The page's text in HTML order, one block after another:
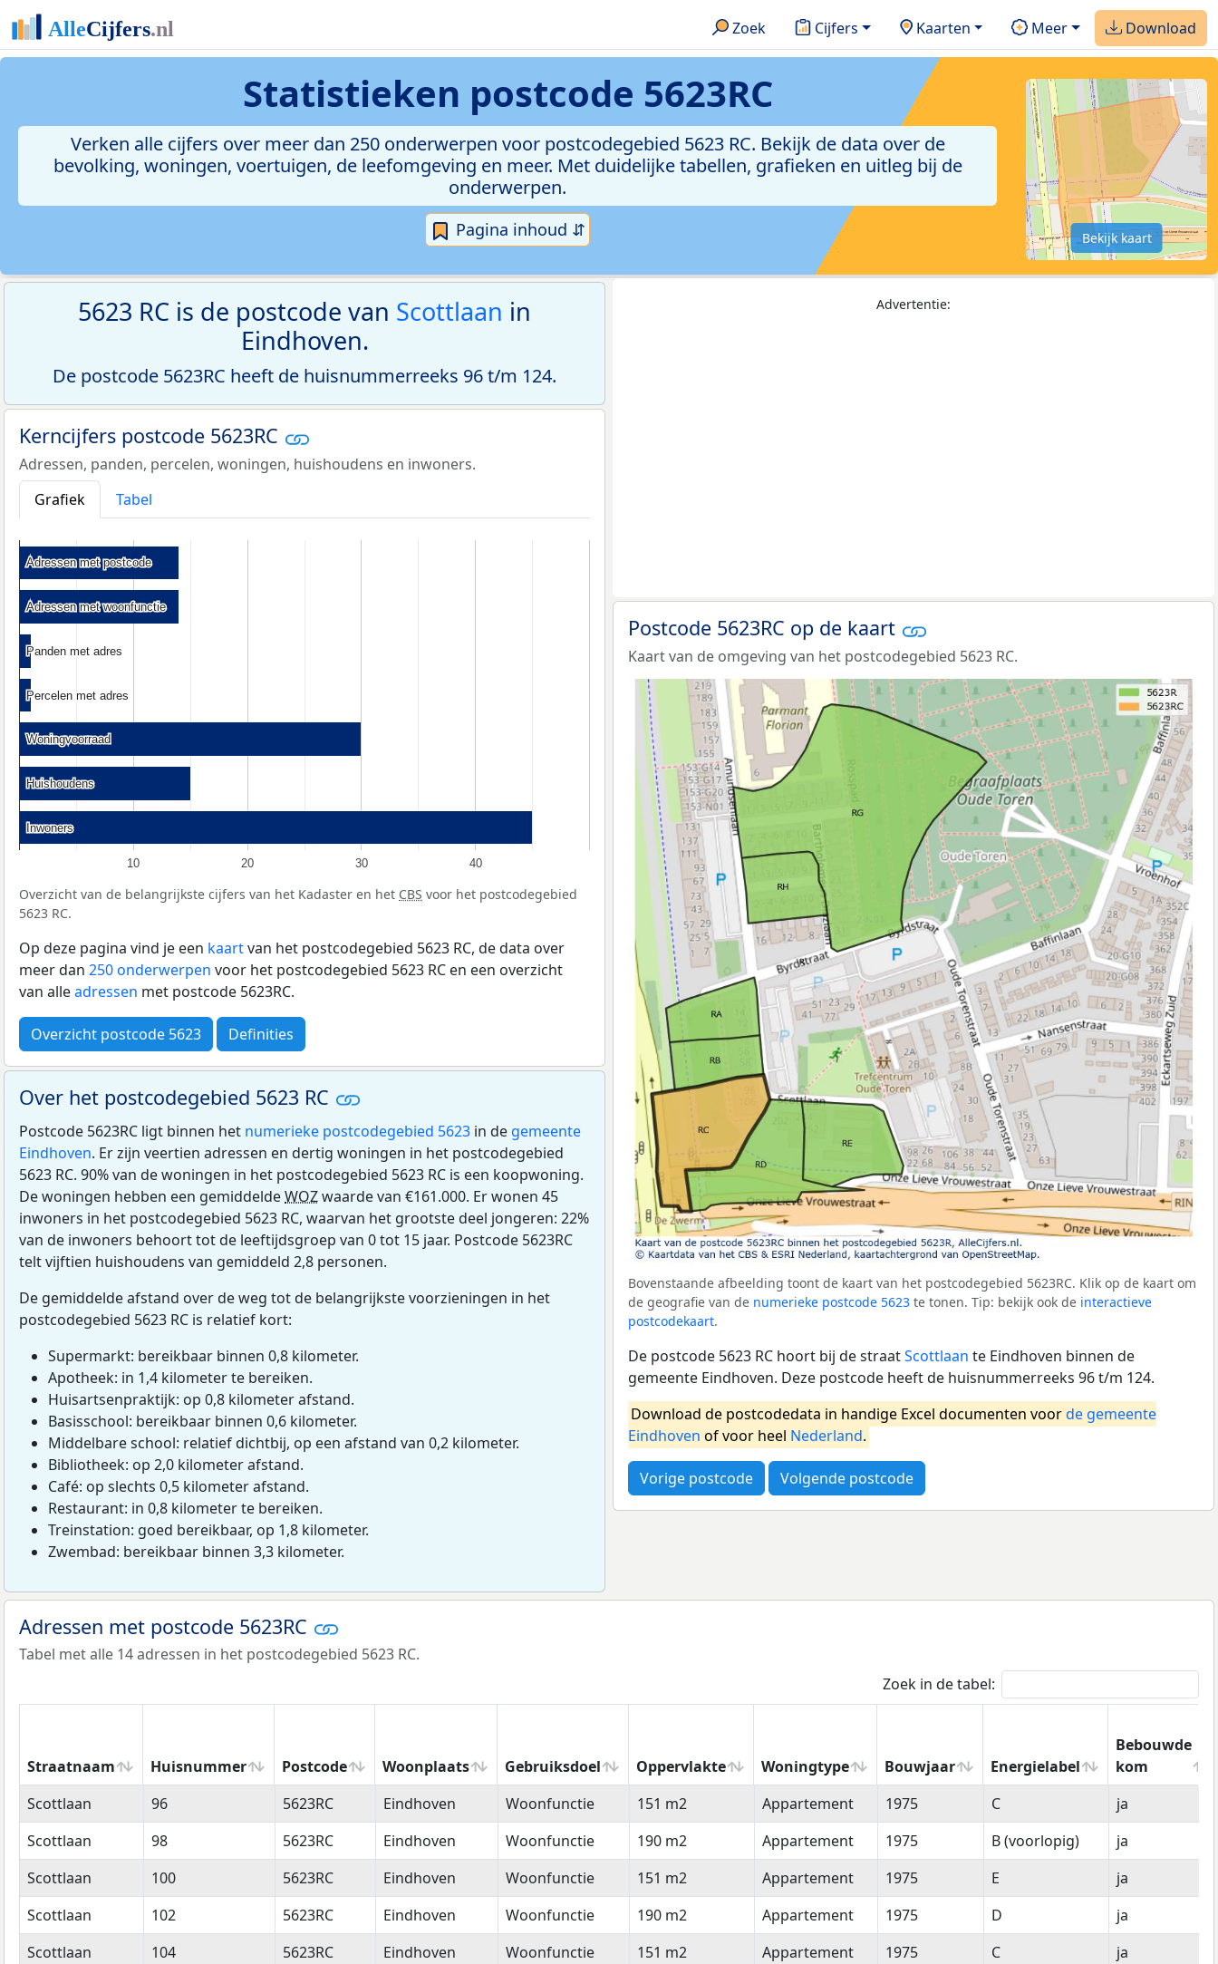
Zoek Cijfers Kaarten Meer Download
Statistieken postcode 5623RC
Verken alle cijfers over meer dan 250 onderwerpen voor postcodegebied 5623 RC. Bekijk de data over de
bevolking, woningen, voertuigen, de leefomgeving en meer. Met duidelijke tabellen, grafieken en uitleg bij de
onderwerpen.
Pagina inhoud ⇵ Bekijk kaart
5623 RC is de postcode van Scottlaan in
Eindhoven.
De postcode 5623RC heeft de huisnummerreeks 96 t/m 124.
Kerncijfers postcode 5623RC
Adressen, panden, percelen, woningen, huishoudens en inwoners.
Grafiek
Tabel
10 20 30 40
Adressen met postcode
Adressen met postcode
Adressen met woonfunctie
Adressen met woonfunctie
Panden met adres
Panden met adres
Percelen met adres
Percelen met adres
Woningvoorraad
Woningvoorraad
Huishoudens
Huishoudens
Inwoners
Inwoners
Overzicht van de belangrijkste cijfers van het Kadaster en het CBS voor het postcodegebied
5623 RC.
Op deze pagina vind je een kaartvan het postcodegebied 5623 RC, de data over
meer dan 250 onderwerpen voor het postcodegebied 5623 RC en een overzicht
van alleadressen met postcode 5623RC.
Overzicht postcode 5623 Definities
Over het postcodegebied 5623 RC
Postcode 5623RC ligt binnen het numerieke postcodegebied 5623 in de gemeente
Eindhoven. Er zijn veertien adressen en dertig woningen in het postcodegebied
5623 RC. 90% van de woningen in het postcodegebied 5623 RC is een koopwoning.
De woningen hebben een gemiddeldeWOZwaarde van €161.000. Er wonen 45
inwoners in het postcodegebied 5623 RC, waarvan het grootste deel jongeren: 22%
van de inwoners behoort tot de leeftijdsgroep van 0 tot 15 jaar. Postcode 5623RC
telt vijftien huishoudens van gemiddeld 2,8 personen.
De gemiddelde afstand over de weg tot de belangrijkste voorzieningen in het
postcodegebied 5623 RC is relatief kort:
Supermarkt: bereikbaar binnen 0,8 kilometer.
Apotheek: in 1,4 kilometer te bereiken.
Huisartsenpraktijk: op 0,8 kilometer afstand.
Basisschool: bereikbaar binnen 0,6 kilometer.
Middelbare school: relatief dichtbij, op een afstand van 0,2 kilometer.
Bibliotheek: op 2,0 kilometer afstand.
Café: op slechts 0,5 kilometer afstand.
Restaurant: in 0,8 kilometer te bereiken.
Treinstation: goed bereikbaar, op 1,8 kilometer.
Zwembad: bereikbaar binnen 3,3 kilometer.
Advertentie:
Postcode 5623RC op de kaart
Kaart van de omgeving van het postcodegebied 5623 RC.
Bovenstaande afbeelding toont de kaart van het postcodegebied 5623RC. Klik op de kaart om
de geografie van de numerieke postcode 5623 te tonen. Tip: bekijk ook de interactieve
postcodekaart.
De postcode 5623 RC hoort bij de straatScottlaan te Eindhoven binnen de
gemeente Eindhoven. Deze postcode heeft de huisnummerreeks 96 t/m 124.
Download de postcodedata in handige Excel documenten voorde gemeente
Eindhoven of voor heel Nederland.
Vorige postcode Volgende postcode
Adressen met postcode 5623RC
Tabel met alle 14 adressen in het postcodegebied 5623 RC.
Zoek in de tabel:
Straatnaam Huisnummer Postcode Woonplaats Gebruiksdoel Oppervlakte Woningtype Bouwjaar Energielabel
Bebouwde
kom
Straatnaam
Huisnummer Postcode Woonplaats Gebruiksdoel Oppervlakte Woningtype Bouwjaar Energielabel
Bebouwde
kom
Scottlaan 96 5623RC Eindhoven Woonfunctie 151 m2 Appartement 1975 C
ja
Scottlaan
98 5623RC Eindhoven Woonfunctie 190 m2 Appartement 1975 B (voorlopig)
ja
Scottlaan
100 5623RC Eindhoven Woonfunctie 151 m2 Appartement 1975 E
ja
Scottlaan
102 5623RC Eindhoven Woonfunctie 190 m2 Appartement 1975 D
ja
Scottlaan
104 5623RC Eindhoven Woonfunctie 151 m2 Appartement 1975 C
ja